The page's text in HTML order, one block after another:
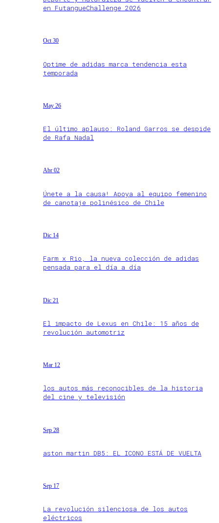
en FutangueChallenge 2026
Oct 30
Optime de adidas marca tendencia esta
temporada
May 26
El último aplauso: Roland Garros se despide
de Rafa Nadal
Abr 02
Únete a la causa! Apoya al equipo femenino
de canotaje polinésico de Chile
Dic 14
Farm x Rio, la nueva colección de adidas
pensada para el día a día
Dic 21
El impacto de Lexus en Chile: 15 años de
revolución automotriz
Mar 12
los autos más reconocibles de la historia
del cine y televisión
Sep 28
aston martin DB5: EL ICONO ESTÁ DE VUELTA
Sep 17
La revolución silenciosa de los autos
eléctricos